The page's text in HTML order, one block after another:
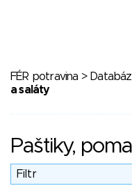
FÉR potravina >
a saláty
Paštiky,